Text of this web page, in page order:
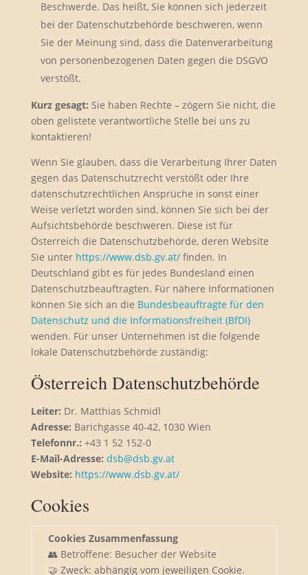
Beschwerde. Das heißt, Sie können sich jederzeit
bei der Datenschutzbehörde beschweren, wenn
Sie der Meinung sind, dass die Datenverarbeitung
von personenbezogenen Daten gegen die DSGVO
verstößt.
Kurz gesagt: Sie haben Rechte – zögern Sie nicht, die
oben gelistete verantwortliche Stelle bei uns zu
kontaktieren!
Wenn Sie glauben, dass die Verarbeitung Ihrer Daten
gegen das Datenschutzrecht verstößt oder Ihre
datenschutzrechtlichen Ansprüche in sonst einer
Weise verletzt worden sind, können Sie sich bei der
Aufsichtsbehörde beschweren. Diese ist für
Österreich die Datenschutzbehörde, deren Website
Sie unter https://www.dsb.gv.at/finden. In
Deutschland gibt es für jedes Bundesland einen
Datenschutzbeauftragten. Für nähere Informationen
können Sie sich an die Bundesbeauftragte für den
Datenschutz und die Informationsfreiheit (BfDI)
wenden. Für unser Unternehmen ist die folgende
lokale Datenschutzbehörde zuständig:
Österreich Datenschutzbehörde
Leiter: Dr. Matthias Schmidl
Adresse: Barichgasse 40-42, 1030 Wien
Telefonnr.: +43 1 52 152-0
E-Mail-Adresse: dsb@dsb.gv.at
Website: https://www.dsb.gv.at/
Cookies
Cookies Zusammenfassung
👥 Betroffene: Besucher der Website
🤝 Zweck: abhängig vom jeweiligen Cookie.